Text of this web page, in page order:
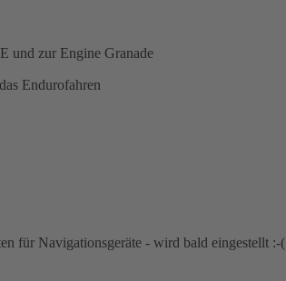
und zur Engine Granade
Endurofahren
für Navigationsgeräte - wird bald eingestellt :-(